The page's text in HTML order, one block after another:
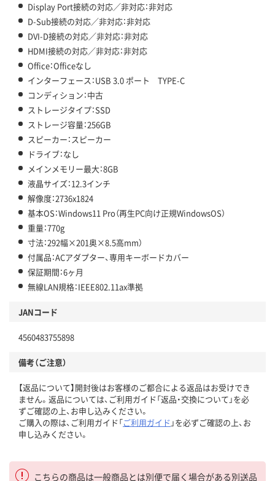
Display Port接続の対応／非対応：非対応
D-Sub接続の対応／非対応：非対応
DVI-D接続の対応／非対応：非対応
HDMI接続の対応／非対応：非対応
Office：Officeなし
インターフェース：USB 3.0 ポート TYPE-C
コンディション：中古
ストレージタイプ：SSD
ストレージ容量：256GB
スピーカー：スピーカー
ドライブ：なし
メインメモリー最大：8GB
液晶サイズ：12.3インチ
解像度：2736x1824
基本OS：Windows11 Pro（再生PC向け正規WindowsOS）
重量：770g
寸法：292幅×201奥×8.5高mm）
付属品：ACアダプター、専用キーボードカバー
保証期間：6ヶ月
無線LAN規格：IEEE802.11ax準拠
JANコード
4560483755898
備考（ご注意）
【返品について】開封後はお客様のご都合による返品はお受けでき
ません。返品については、ご利用ガイド「返品・交換について」を必
ずご確認の上、お申し込みください。
ご購入の際は、ご利用ガイド「ご利用ガイド 」を必ずご確認の上、お
申し込みください。
こちらの商品は一般商品とは別便で届く場合がある別送品